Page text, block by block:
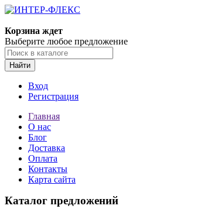
Корзина ждет
Выберите любое предложение
Найти
Вход
Регистрация
Главная
О нас
Блог
Доставка
Оплата
Контакты
Карта сайта
Каталог предложений